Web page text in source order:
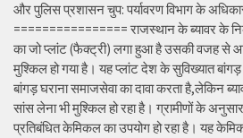
और पुलिस प्रशासन चुप: पर्यावरण विभाग के
================ राजस्थान के ब्यावर के
का जो प्लांट (फैक्ट्री) लगा हुआ है उसकी वजह से
मुश्किल हो गया है। यह प्लांट देश के सुविख्यात
बांगड़ घराना समाजसेवा का दावा करता है,लेकिन
सांस लेना भी मुश्किल हो रहा है। ग्रामीणों के
प्रतिबंधित केमिकल का उपयोग हो रहा है। यह